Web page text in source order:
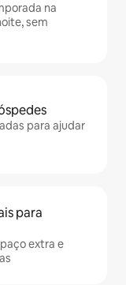
na
sem
para ajudar
para
extra e